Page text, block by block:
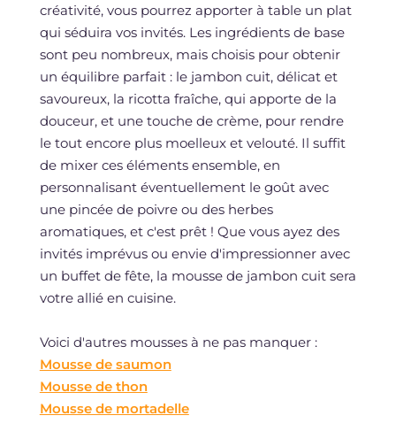
créativité, vous pourrez apporter à table un plat
qui séduira vos invités. Les ingrédients de base
sont peu nombreux, mais choisis pour obtenir
un équilibre parfait : le jambon cuit, délicat et
savoureux, la ricotta fraîche, qui apporte de la
douceur, et une touche de crème, pour rendre
le tout encore plus moelleux et velouté. Il suffit
de mixer ces éléments ensemble, en
personnalisant éventuellement le goût avec
une pincée de poivre ou des herbes
aromatiques, et c'est prêt ! Que vous ayez des
invités imprévus ou envie d'impressionner avec
un buffet de fête, la mousse de jambon cuit sera
votre allié en cuisine.
Voici d'autres mousses à ne pas manquer :
Mousse de saumon
Mousse de thon
Mousse de mortadelle